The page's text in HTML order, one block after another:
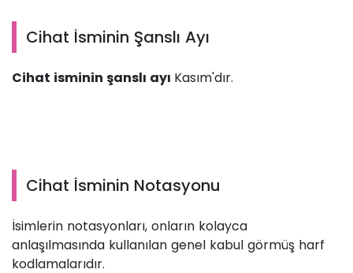
Cihat İsminin Şanslı Ayı
Cihat isminin şanslı ayı Kasım'dır.
Cihat İsminin Notasyonu
İsimlerin notasyonları, onların kolayca
anlaşılmasında kullanılan genel kabul görmüş harf
kodlamalarıdır.